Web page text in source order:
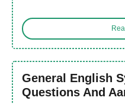
General English
Questions And